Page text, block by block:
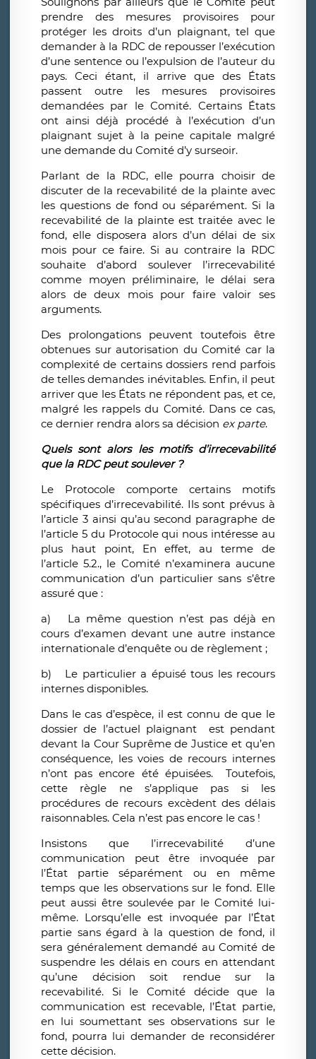
prendre des mesures provisoires pour
protéger les droits d’un plaignant, tel que
demander à la RDC de repousser l’exécution
d’une sentence ou l’expulsion de l’auteur du
pays. Ceci étant, il arrive que des États
passent outre les mesures provisoires
demandées par le Comité. Certains États
ont ainsi déjà procédé à l’exécution d’un
plaignant sujet à la peine capitale malgré
une demande du Comité d’y surseoir.
Parlant de la RDC, elle pourra choisir de
discuter de la recevabilité de la plainte avec
les questions de fond ou séparément. Si la
recevabilité de la plainte est traitée avec le
fond, elle disposera alors d’un délai de six
mois pour ce faire. Si au contraire la RDC
souhaite d’abord soulever l’irrecevabilité
comme moyen préliminaire, le délai sera
alors de deux mois pour faire valoir ses
arguments.
Des prolongations peuvent toutefois être
obtenues sur autorisation du Comité car la
complexité de certains dossiers rend parfois
de telles demandes inévitables. Enfin, il peut
arriver que les États ne répondent pas, et ce,
malgré les rappels du Comité. Dans ce cas,
ce dernier rendra alors sa décision ex parte.
Quels sont alors les motifs d’irrecevabilité
que la RDC peut soulever ?
Le Protocole comporte certains motifs
spécifiques d’irrecevabilité. Ils sont prévus à
l’article 3 ainsi qu’au second paragraphe de
l’article 5 du Protocole qui nous intéresse au
plus haut point, En effet, auterme de
l’article 5.2., le Comité n’examinera aucune
communication d’un particulier sans s’être
assuré que :
a) La même question n’est pas déjà en
cours d’examen devant une autre instance
internationale d’enquête ou de règlement ;
b) Le particulier a épuisé tous les recours
internes disponibles.
Dans le cas d’espèce, il est connu de que le
dossier de l’actuel plaignant est pendant
devant la Cour Suprême de Justice et qu’en
conséquence, les voies de recours internes
n’ont pas encore été épuisées. Toutefois,
cette règle ne s’applique pas si les
procédures de recours excèdent des délais
raisonnables. Cela n’est pas encore le cas !
Insistons que l’irrecevabilité d’une
communication peut être invoquée par
l’État partie séparément ou en même
temps que les observations sur le fond. Elle
peut aussi être soulevée par le Comité lui-
même. Lorsqu’elle est invoquée par l’État
partie sans égard à la question de fond, il
sera généralement demandé au Comité de
suspendre les délais en cours en attendant
qu’une décision soit rendue sur la
recevabilité. Si le Comité décide que la
communication est recevable, l’État partie,
en lui soumettant ses observations sur le
fond, pourra lui demander de reconsidérer
cette décision.